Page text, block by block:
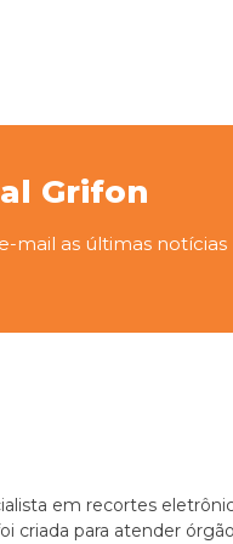
Grifon
mail as últimas notícias
em recortes
criada para atender